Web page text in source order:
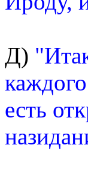
Д)
есть